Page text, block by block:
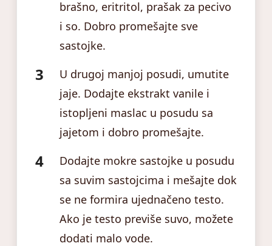
brašno, eritritol, prašak za pecivo
i so. Dobro promešajte sve
sastojke.
U drugoj manjoj posudi, umutite
jaje. Dodajte ekstrakt vanile i
istopljeni maslac u posudu sa
jajetom i dobro promešajte.
Dodajte mokre sastojke u posudu
sa suvim sastojcima i mešajte dok
se ne formira ujednačeno testo.
Ako je testo previše suvo, možete
dodati malo vode.